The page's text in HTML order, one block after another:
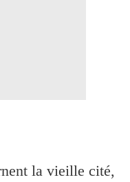
la vieille cité,